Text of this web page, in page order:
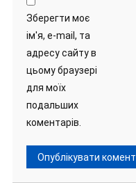
Зберегти моє
ім'я, e-mail, та
адресу сайту в
цьому браузері
для моїх
подальших
коментарів.